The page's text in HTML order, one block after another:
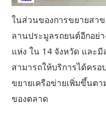
ในส่วนของการขยายสา
ลานประมูลรถยนต์อีกอย่
แห่ง ใน 14 จังหวัด และ
สามารถให้บริการได้คร
ขยายเครือข่ายเพิ่มขึ้นต
ของตลาด